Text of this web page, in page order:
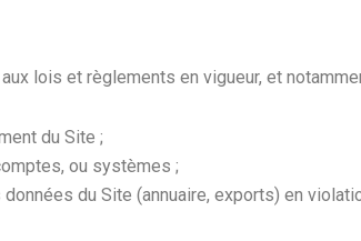
lois et règlements en vigueur, et
du Site ;
ou systèmes ;
du Site (annuaire, exports) en